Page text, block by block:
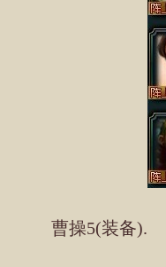
曹操5(装备).